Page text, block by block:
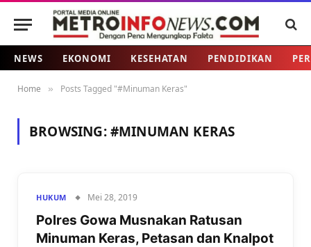
NEWS EKONOMI KESEHATAN PENDIDIKAN
Home » Posts Tagged "#Minuman Keras"
BROWSING:#MINUMAN KERAS
HUKUM Mei 28, 2019
Polres Gowa Musnakan Ratusan
Minuman Keras, Petasan dan Knalpot